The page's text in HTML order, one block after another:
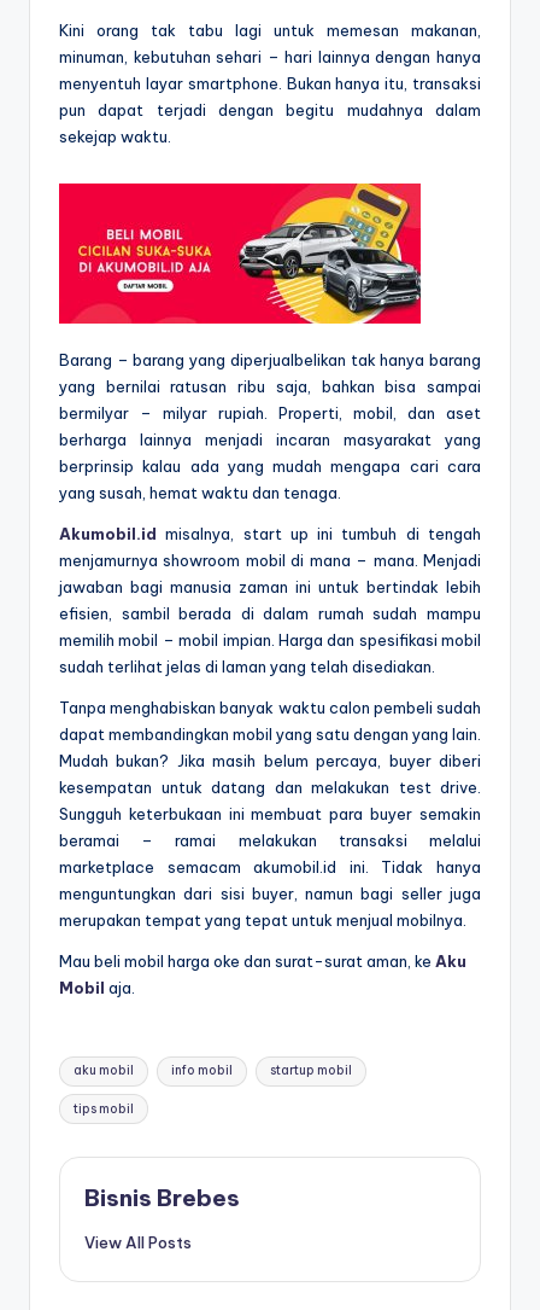
Kini orang tak tabu lagi untuk memesan makanan,
minuman, kebutuhan sehari – hari lainnya dengan hanya
menyentuh layar smartphone. Bukan hanya itu, transaksi
pun dapat terjadi dengan begitu mudahnya dalam
sekejap waktu.
Barang – barang yang diperjualbelikan tak hanya barang
yang bernilai ratusan ribu saja, bahkan bisa sampai
bermilyar – milyar rupiah. Properti, mobil, dan aset
berharga lainnya menjadi incaran masyarakat yang
berprinsip kalau ada yang mudah mengapa cari cara
yang susah, hemat waktu dan tenaga.
Akumobil.id misalnya, start up ini tumbuh di tengah
menjamurnya showroom mobil di mana – mana. Menjadi
jawaban bagi manusia zaman ini untuk bertindak lebih
efisien, sambil berada di dalam rumah sudah mampu
memilih mobil – mobil impian. Harga dan spesifikasi mobil
sudah terlihat jelas di laman yang telah disediakan.
Tanpa menghabiskan banyak waktu calon pembeli sudah
dapat membandingkan mobil yang satu dengan yang lain.
Mudah bukan? Jika masih belum percaya, buyer diberi
kesempatan untuk datang dan melakukan test drive.
Sungguh keterbukaan ini membuat para buyer semakin
beramai – ramai melakukan transaksi melalui
marketplace semacam akumobil.id ini. Tidak hanya
menguntungkan dari sisi buyer, namun bagi seller juga
merupakan tempat yang tepat untuk menjual mobilnya.
Mau beli mobil harga oke dan surat-surat aman, ke Aku
Mobil aja.
Tags:
aku mobil info mobil startup mobil
tips mobil
Bisnis Brebes
View All Posts